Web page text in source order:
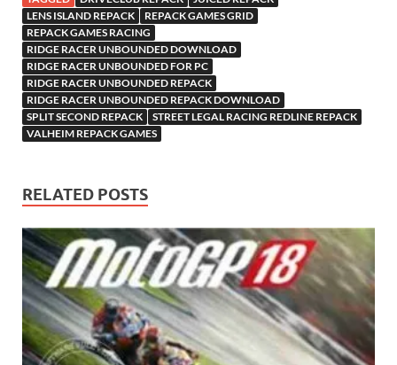
LENS ISLAND REPACK
REPACK GAMES GRID
REPACK GAMES RACING
RIDGE RACER UNBOUNDED DOWNLOAD
RIDGE RACER UNBOUNDED FOR PC
RIDGE RACER UNBOUNDED REPACK
RIDGE RACER UNBOUNDED REPACK DOWNLOAD
SPLIT SECOND REPACK
STREET LEGAL RACING REDLINE REPACK
VALHEIM REPACK GAMES
RELATED POSTS